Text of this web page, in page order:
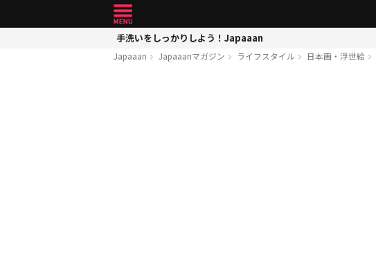
手洗いをしっかりしよう！Japaaan
Japaaan Japaaanマガジン ライフスタイル 日本画・浮世絵